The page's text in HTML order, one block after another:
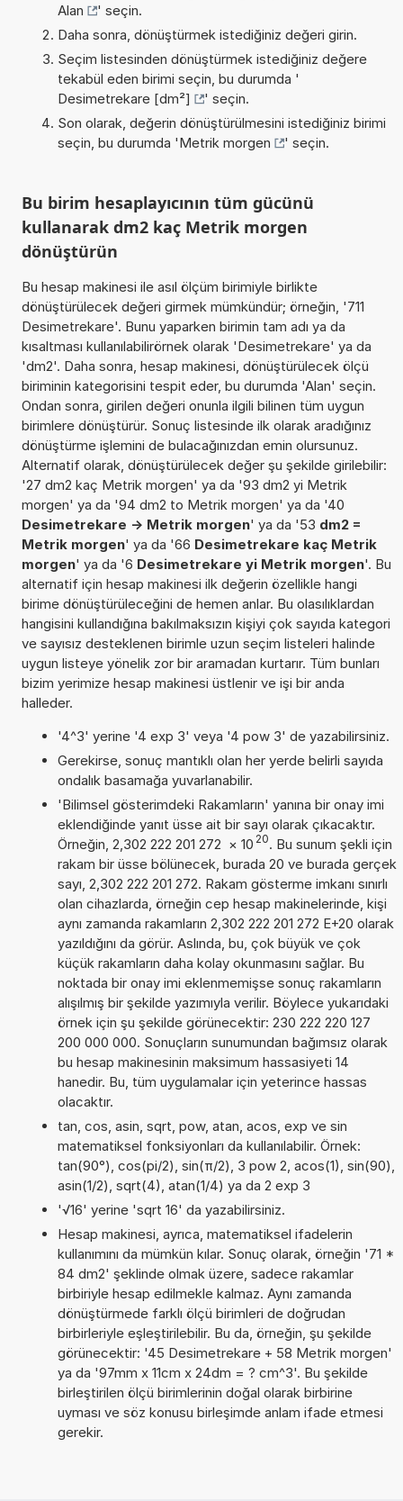
Alan
' seçin.
Daha sonra, dönüştürmek istediğiniz değeri girin.
Seçim listesinden dönüştürmek istediğiniz değere
tekabül eden birimi seçin, bu durumda '
Desimetrekare [dm²]
' seçin.
Son olarak, değerin dönüştürülmesini istediğiniz birimi
seçin, bu durumda 'Metrik morgen ' seçin.
Bu birim hesaplayıcının tüm gücünü
kullanarak dm2 kaç Metrik morgen
dönüştürün
Bu hesap makinesi ile asıl ölçüm birimiyle birlikte
dönüştürülecek değeri girmek mümkündür; örneğin, '711
Desimetrekare'. Bunu yaparken birimin tam adı ya da
kısaltması kullanılabilirörnek olarak 'Desimetrekare' ya da
'dm2'. Daha sonra, hesap makinesi, dönüştürülecek ölçü
biriminin kategorisini tespit eder, bu durumda 'Alan' seçin.
Ondan sonra, girilen değeri onunla ilgili bilinen tüm uygun
birimlere dönüştürür. Sonuç listesinde ilk olarak aradığınız
dönüştürme işlemini de bulacağınızdan emin olursunuz.
Alternatif olarak, dönüştürülecek değer şu şekilde girilebilir:
'27 dm2 kaç Metrik morgen' ya da '93 dm2 yi Metrik
morgen' ya da '94 dm2 to Metrik morgen' ya da '40
Desimetrekare -> Metrik morgen' ya da '53 dm2 =
Metrik morgen' ya da '66 Desimetrekare kaç Metrik
morgen' ya da '6 Desimetrekare yi Metrik morgen'. Bu
alternatif için hesap makinesi ilk değerin özellikle hangi
birime dönüştürüleceğini de hemen anlar. Bu olasılıklardan
hangisini kullandığına bakılmaksızın kişiyi çok sayıda kategori
ve sayısız desteklenen birimle uzun seçim listeleri halinde
uygun listeye yönelik zor bir aramadan kurtarır. Tüm bunları
bizim yerimize hesap makinesi üstlenir ve işi bir anda
halleder.
'4^3' yerine '4 exp 3' veya '4 pow 3' de yazabilirsiniz.
Gerekirse, sonuç mantıklı olan her yerde belirli sayıda
ondalık basamağa yuvarlanabilir.
'Bilimsel gösterimdeki Rakamların' yanına bir onay imi
eklendiğinde yanıt üsse ait bir sayı olarak çıkacaktır.
Örneğin, 2,302 222 201 272 × 10 20. Bu sunum şekli için
rakam bir üsse bölünecek, burada 20 ve burada gerçek
sayı, 2,302 222 201 272. Rakam gösterme imkanı sınırlı
olan cihazlarda, örneğin cep hesap makinelerinde, kişi
aynı zamanda rakamların 2,302 222 201 272 E+20 olarak
yazıldığını da görür. Aslında, bu, çok büyük ve çok
küçük rakamların daha kolay okunmasını sağlar. Bu
noktada bir onay imi eklenmemişse sonuç rakamların
alışılmış bir şekilde yazımıyla verilir. Böylece yukarıdaki
örnek için şu şekilde görünecektir: 230 222 220 127
200 000 000. Sonuçların sunumundan bağımsız olarak
bu hesap makinesinin maksimum hassasiyeti 14
hanedir. Bu, tüm uygulamalar için yeterince hassas
olacaktır.
tan, cos, asin, sqrt, pow, atan, acos, exp ve sin
matematiksel fonksiyonları da kullanılabilir. Örnek:
tan(90°), cos(pi/2), sin(π/2), 3 pow 2, acos(1), sin(90),
asin(1/2), sqrt(4), atan(1/4) ya da 2 exp 3
'√16' yerine 'sqrt 16' da yazabilirsiniz.
Hesap makinesi, ayrıca, matematiksel ifadelerin
kullanımını da mümkün kılar. Sonuç olarak, örneğin '71 *
84 dm2' şeklinde olmak üzere, sadece rakamlar
birbiriyle hesap edilmekle kalmaz. Aynı zamanda
dönüştürmede farklı ölçü birimleri de doğrudan
birbirleriyle eşleştirilebilir. Bu da, örneğin, şu şekilde
görünecektir: '45 Desimetrekare + 58 Metrik morgen'
ya da '97mm x 11cm x 24dm = ? cm^3'. Bu şekilde
birleştirilen ölçü birimlerinin doğal olarak birbirine
uyması ve söz konusu birleşimde anlam ifade etmesi
gerekir.